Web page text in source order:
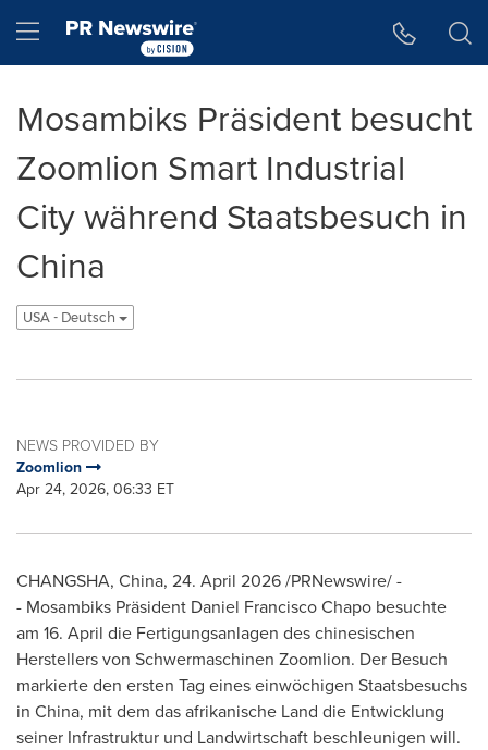
Hamburger menu
Mosambiks Präsident besucht
Zoomlion Smart Industrial
City während Staatsbesuch in
China
USA - Deutsch
NEWS PROVIDED BY
Zoomlion
Apr 24, 2026, 06:33 ET
CHANGSHA, China, 24. April 2026/PRNewswire/ -
- Mosambiks Präsident Daniel Francisco Chapo besuchte
am 16. April die Fertigungsanlagen des chinesischen
Herstellers von Schwermaschinen Zoomlion. Der Besuch
markierte den ersten Tag eines einwöchigen Staatsbesuchs
in China, mit dem das afrikanische Land die Entwicklung
seiner Infrastruktur und Landwirtschaft beschleunigen will.